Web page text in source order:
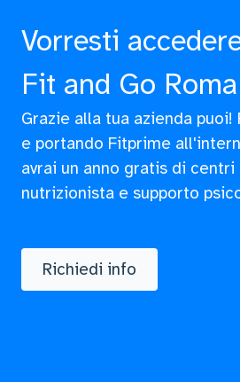
Vorresti
Fit and Go
Grazie alla tua azienda
e portando Fitprime
avrai un anno gratis di centri
nutrizionista e supporto
Richiedi info